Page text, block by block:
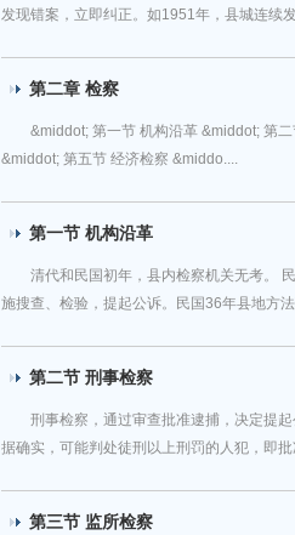
发现错案，立即纠正。如1951年，县城连续
第二章 检察
&middot; 第一节 机构沿革 &middot; 第
&middot; 第五节 经济检察 &middo....
第一节 机构沿革
清代和民国初年，县内检察机关无考。
施搜查、检验，提起公诉。民国36年县地方
第二节 刑事检察
刑事检察，通过审查批准逮捕，决定提
据确实，可能判处徒刑以上刑罚的人犯，即
第三节 监所检察